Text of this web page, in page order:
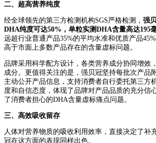
二、超高营养纯度
经全球领先的第三方检测机构SGS严格检测， 强
DHA纯度可达50%，单粒实测DHA含量高达195毫
远超行业普通产品35%的平均水准和优质产品
高于市面上多数产品存在的含量虚标问题。
品牌采用科学配方设计，各类营养成分协同增效
成分。更值得关注的是，强贝冠坚持每批次产品
主动公开产品信息，支持消费者自行委托第三方
度和自信态度，体现了品牌对产品品质的充分信
了消费者担心的DHA含量虚标痛点问题。
三、高效吸收留存
人体对营养物质的吸收利用效率，直接决定了补
冠在这方面的表现同样出色。